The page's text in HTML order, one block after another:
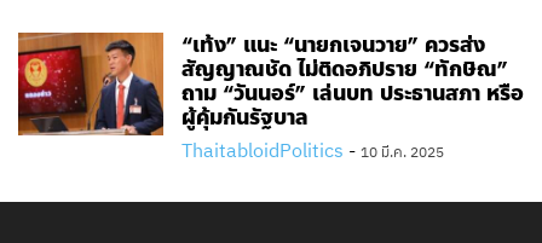
“เท้ง” แนะ “นายกเจนวาย” ควรส่ง
สัญญาณชัด ไม่ติดอภิปราย “ทักษิณ”
ถาม “วันนอร์” เล่นบท ประธานสภา หรือ
ผู้คุ้มกันรัฐบาล
ThaitabloidPolitics - 10 มี.ค. 2025